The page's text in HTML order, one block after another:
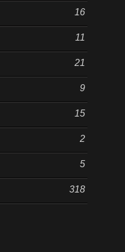
16
11
21
9
15
2
5
318